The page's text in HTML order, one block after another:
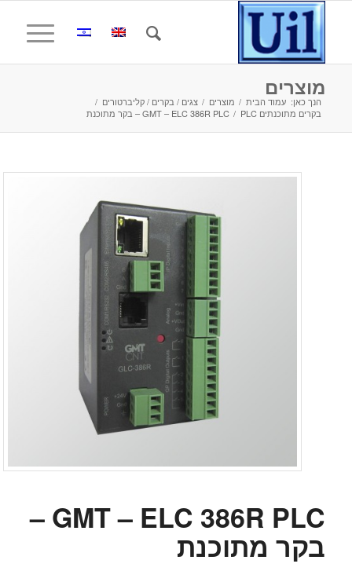
מוצרים
הנך כאן: עמוד הבית / מוצרים / צגים / בקרים / קליברטורים /
בקרים מתוכנתים PLC
/ GMT – ELC 386R PLC – בקר מתוכנת
GMT – ELC 386R PLC –
בקר מתוכנת